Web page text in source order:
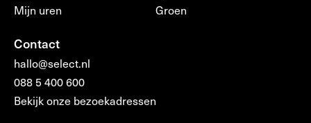
Mijn uren
Groen
Contact
hallo@select.nl
088 5 400 600
Bekijk onze bezoekadressen